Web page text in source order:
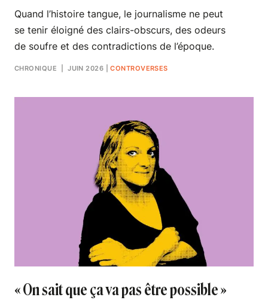
Quand l’histoire tangue, le journalisme ne peut
se tenir éloigné des clairs-obscurs, des odeurs
de soufre et des contradictions de l’époque.
CHRONIQUE | JUIN 2026 |CONTROVERSES
« On sait que ça va pas être possible »